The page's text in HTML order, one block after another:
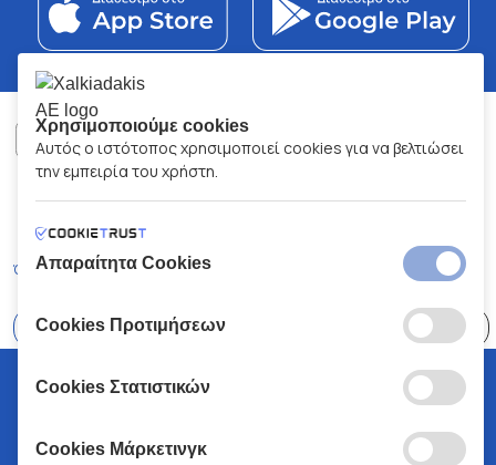
ΑΡ.Γ.Ε.ΜΗ:77088727000
Όροι και Προϋποθέσεις Πολιτική Απορρήτου Κώδικας Δεοντολογίας
Επιλέξτε 41 Καταστήματα
© 2026 Χαλκιαδάκης all rights reserved
Χρησιμοποιούμε cookies
Αυτός ο ιστότοπος χρησιμοποιεί cookies για να βελτιώσει
την εμπειρία του χρήστη.
Απαραίτητα Cookies
Cookies Προτιμήσεων
Cookies Στατιστικών
Cookies Μάρκετινγκ